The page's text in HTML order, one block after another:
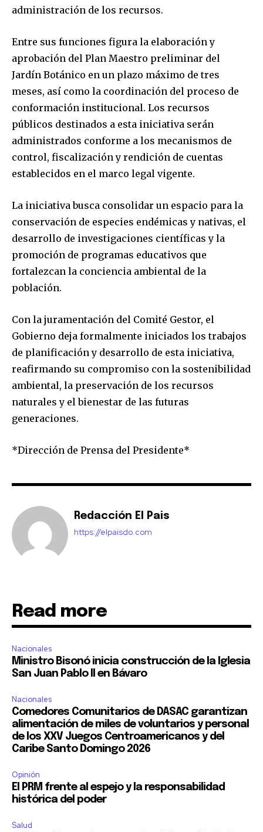
administración de los recursos.
Entre sus funciones figura la elaboración y
aprobación del Plan Maestro preliminar del
Jardín Botánico en un plazo máximo de tres
meses, así como la coordinación del proceso de
conformación institucional. Los recursos
públicos destinados a esta iniciativa serán
administrados conforme a los mecanismos de
control, fiscalización y rendición de cuentas
establecidos en el marco legal vigente.
La iniciativa busca consolidar un espacio para la
conservación de especies endémicas y nativas, el
desarrollo de investigaciones científicas y la
promoción de programas educativos que
fortalezcan la conciencia ambiental de la
población.
Con la juramentación del Comité Gestor, el
Gobierno deja formalmente iniciados los trabajos
de planificación y desarrollo de esta iniciativa,
reafirmando su compromiso con la sostenibilidad
ambiental, la preservación de los recursos
naturales y el bienestar de las futuras
generaciones.
*Dirección de Prensa del Presidente*
Redacción El Pais
https://elpaisdo.com
Read more
Nacionales
Ministro Bisonó inicia construcción de la Iglesia
San Juan Pablo II en Bávaro
Nacionales
Comedores Comunitarios de DASAC garantizan
alimentación de miles de voluntarios y personal
de los XXV Juegos Centroamericanos y del
Caribe Santo Domingo 2026
Opinión
El PRM frente al espejo y la responsabilidad
histórica del poder
Salud